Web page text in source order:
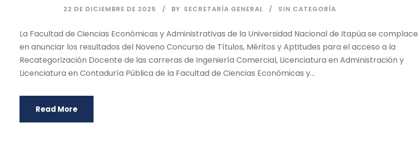
22 DE DICIEMBRE DE 2025 BY SECRETARÍA GENERAL SIN CATEGORÍA
La Facultad de Ciencias Económicas y Administrativas de la Universidad Nacional de Itapúa se complace
en anunciar los resultados del Noveno Concurso de Títulos, Méritos y Aptitudes para el acceso a la
Recategorización Docente de las carreras de Ingeniería Comercial, Licenciatura en Administración y
Licenciatura en Contaduría Pública de la Facultad de Ciencias Económicas y...
Read More